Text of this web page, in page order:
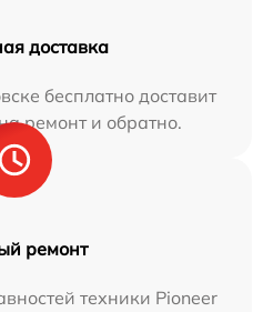
доставка
бесплатно доставит
ремонт и обратно.
ремонт
техники Pioneer